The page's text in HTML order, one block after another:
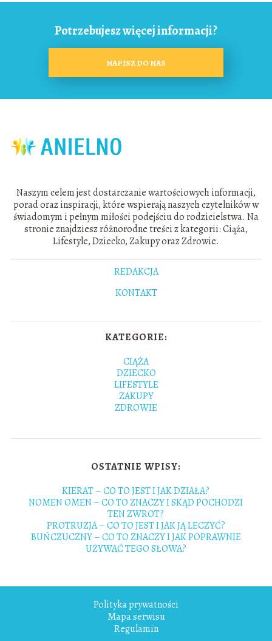
Potrzebujesz więcej informacji?
NAPISZ DO NAS
Naszym celem jest dostarczanie wartościowych informacji,
porad oraz inspiracji, które wspierają naszych czytelników w
świadomym i pełnym miłości podejściu do rodzicielstwa. Na
stronie znajdziesz różnorodne treści z kategorii: Ciąża,
Lifestyle, Dziecko, Zakupy oraz Zdrowie.
REDAKCJA
KONTAKT
KATEGORIE:
CIĄŻA
DZIECKO
LIFESTYLE
ZAKUPY
ZDROWIE
OSTATNIE WPISY:
KIERAT – CO TO JEST I JAK DZIAŁA?
NOMEN OMEN – CO TO ZNACZY I SKĄD POCHODZI
TEN ZWROT?
PROTRUZJA – CO TO JEST I JAK JĄ LECZYĆ?
BUŃCZUCZNY – CO TO ZNACZY I JAK POPRAWNIE
UŻYWAĆ TEGO SŁOWA?
Polityka prywatności
Mapa serwisu
Regulamin